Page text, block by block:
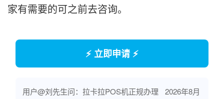
家有需要的可之前去咨询。
⚡ 立即申请 ⚡
用户@刘先生问：拉卡拉POS机正规办理
2026年8月